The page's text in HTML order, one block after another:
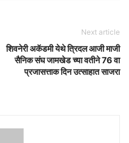
Next article
शिवनेरी अकॅडमी येथे त्रिदल आजी माजी
सैनिक संघ जामखेड च्या वतीने 76 वा
प्रजासत्ताक दिन उत्साहात साजरा